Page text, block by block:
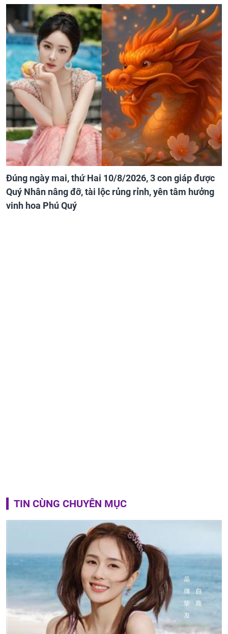
Đúng ngày mai, thứ Hai 10/8/2026, 3 con giáp được
Quý Nhân nâng đỡ, tài lộc rủng rỉnh, yên tâm hưởng
vinh hoa Phú Quý
TIN CÙNG CHUYÊN MỤC